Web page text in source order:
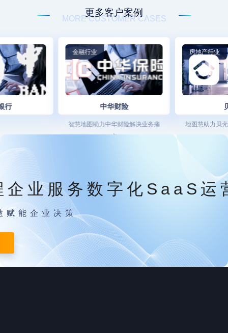
更多客户案例
MORE CUSTOMER CASES
行
金融行业
中华财险
智慧地图助力中华财险解决业务痛
点
房地产行业
地图慧助力贝
企业服务数字化SaaS运
赋能企业决策